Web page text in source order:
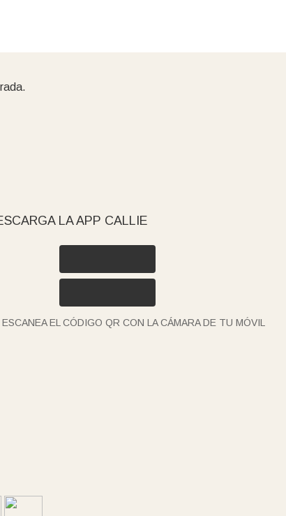
LA APP CALLIE
ESCANEA EL CÓDIGO QR CON LA CÁMARA DE TU MÓVIL